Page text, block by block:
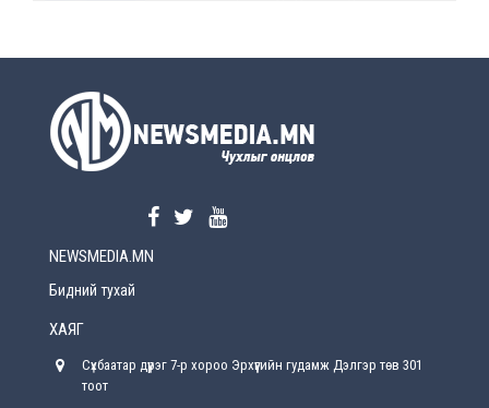
2026-08-5
2026-08-5
хүрсэн өгөөжөөрөө ажлаа үнэлж, хэрэгжилтээ
NEWSMEDIA.MN
Бидний тухай
ХАЯГ
Сүхбаатар дүүрэг 7-р хороо Эрхүүгийн гудамж Дэлгэр төв 301
тоот